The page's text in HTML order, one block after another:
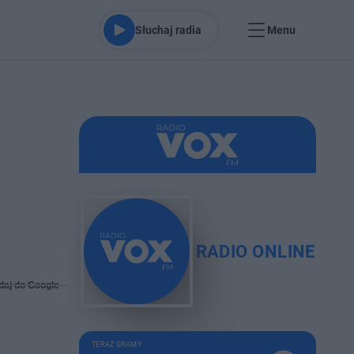
Słuchaj radia Menu
do Google
RADIO ONLINE
TERAZ GRAMY